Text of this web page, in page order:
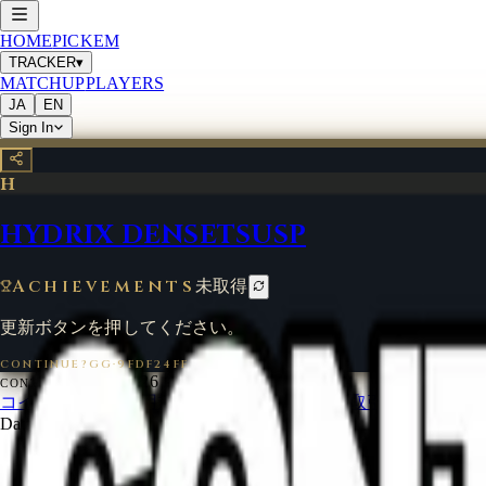
HOMEPICKEM
TRACKER▾
MATCHUPPLAYERS
JA
EN
Sign In
H
HYDRIX DENSETSUSP
Achievements未取得
更新ボタンを押してください。
CONTINUE?GG·9FDF24FF
CONTINUE?GG
2026
コインについて
利用規約 お問い合わせ
特定商取引法に基づく
Data from